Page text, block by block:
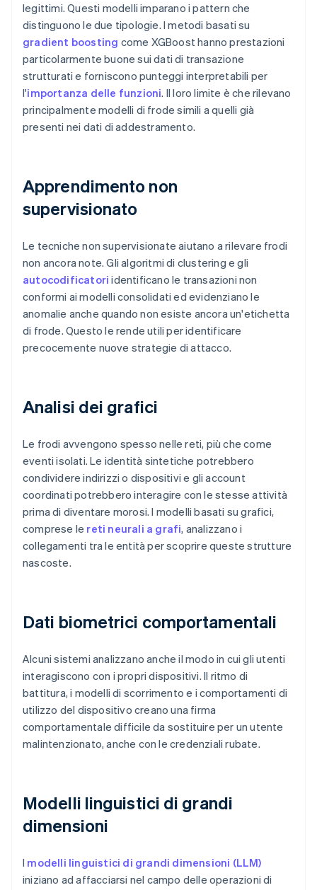
legittimi. Questi modelli imparano i pattern che
distinguono le due tipologie. I metodi basati su
gradient boosting come XGBoost hanno prestazioni
particolarmente buone sui dati di transazione
strutturati e forniscono punteggi interpretabili per
l'importanza delle funzioni. Il loro limite è che rilevano
principalmente modelli di frode simili a quelli già
presenti nei dati di addestramento.
Apprendimento non
supervisionato
Le tecniche non supervisionate aiutano a rilevare frodi
non ancora note. Gli algoritmi di clustering e gli
autocodificatori identificano le transazioni non
conformi ai modelli consolidati ed evidenziano le
anomalie anche quando non esiste ancora un'etichetta
di frode. Questo le rende utili per identificare
precocemente nuove strategie di attacco.
Analisi dei grafici
Le frodi avvengono spesso nelle reti, più che come
eventi isolati. Le identità sintetiche potrebbero
condividere indirizzi o dispositivi e gli account
coordinati potrebbero interagire con le stesse attività
prima di diventare morosi. I modelli basati su grafici,
comprese le reti neurali a grafi, analizzano i
collegamenti tra le entità per scoprire queste strutture
nascoste.
Dati biometrici comportamentali
Alcuni sistemi analizzano anche il modo in cui gli utenti
interagiscono con i propri dispositivi. Il ritmo di
battitura, i modelli di scorrimento e i comportamenti di
utilizzo del dispositivo creano una firma
comportamentale difficile da sostituire per un utente
malintenzionato, anche con le credenziali rubate.
Modelli linguistici di grandi
dimensioni
I modelli linguistici di grandi dimensioni (LLM)
iniziano ad affacciarsi nel campo delle operazioni di